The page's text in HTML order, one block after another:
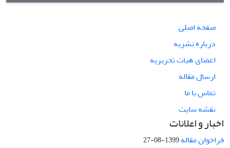
صفحه اصلی
درباره نشریه
اعضای هیات تحریریه
ارسال مقاله
تماس با ما
نقشه سایت
اخبار و اعلانات
فراخوان مقاله1399-08-27